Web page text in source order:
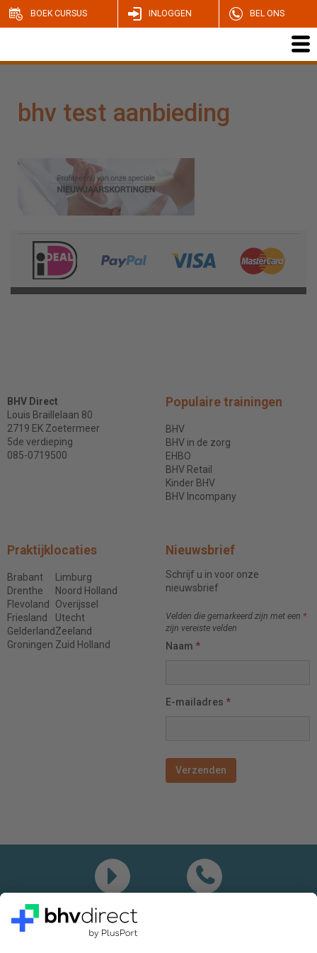
BOEK CURSUS INLOGGEN BEL ONS
bhv test aanbieding
BHV Direct
Louis Braillelaan 80
2719 EK Zoetermeer
5de verdieping
085-0719500
Populaire trainingen
BHV
BHV in de zorg
EHBO
BHV Retail
Kinder BHV
BHV Incompany
Praktijklocaties
Brabant
Drenthe
Flevoland
Friesland
Gelderland
Groningen
Limburg
Noord Holland
Overijssel
Utecht
Zeeland
Zuid Holland
Nieuwsbrief
Schrijf u in voor onze
nieuwsbrief
Velden die gemarkeerd zijn met een *
zijn vereiste velden
Naam *
E-mailadres *
Demo